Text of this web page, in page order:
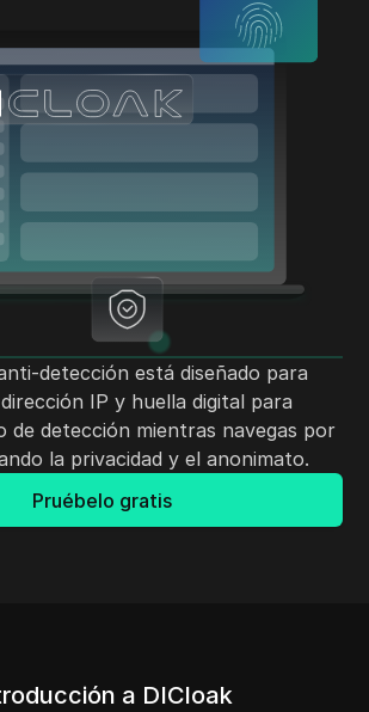
detección está diseñado para
IP y huella digital para
de detección mientras navegas por
la privacidad y el anonimato.
Pruébelo gratis
a DICloak